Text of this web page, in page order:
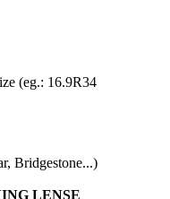
(eg.: 16.9R34
Bridgestone...)
LENSE